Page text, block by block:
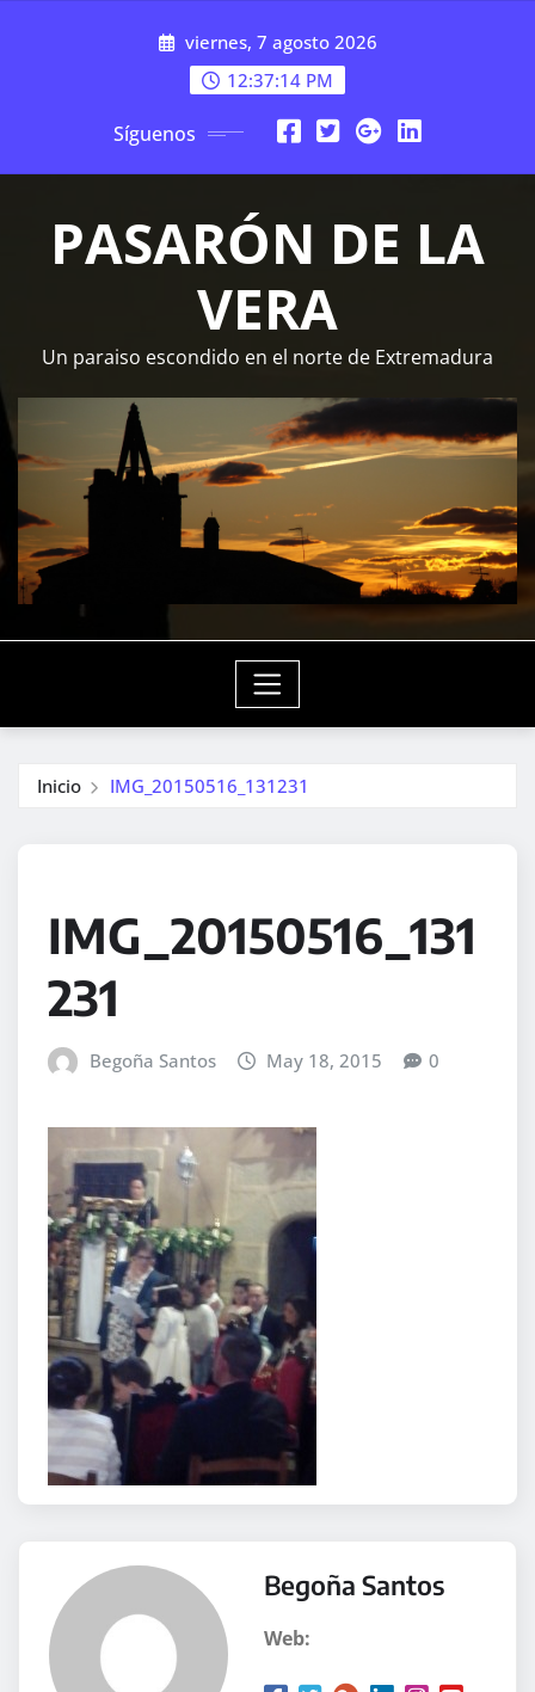
viernes, 7 agosto 2026
12:37:14 PM
Síguenos
PASARÓN DE LA
VERA
Un paraiso escondido en el norte de Extremadura
Inicio IMG_20150516_131231
IMG_20150516_131
231
Begoña Santos May 18, 2015 0
Begoña Santos
Web: